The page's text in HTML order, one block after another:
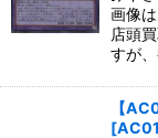
画像
店頭
すが
【
[